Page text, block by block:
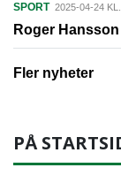
SPORT 2025-04-24
Roger
Fler nyheter
PÅ